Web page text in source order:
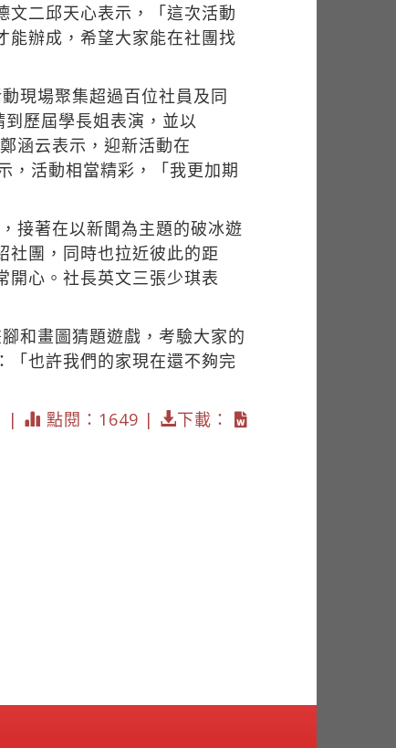
文二邱天心表示，「這次活動
能辦成，希望大家能在社團找
現場聚集超過百位社員及同
歷屆學長姐表演，並以
涵云表示，迎新活動在
，活動相當精彩，「我更加期
接著在以新聞為主題的破冰遊
社團，同時也拉近彼此的距
開心。社長英文三張少琪表
和畫圖猜題遊戲，考驗大家的
「也許我們的家現在還不夠完
| 點閱：1649 | 下載：